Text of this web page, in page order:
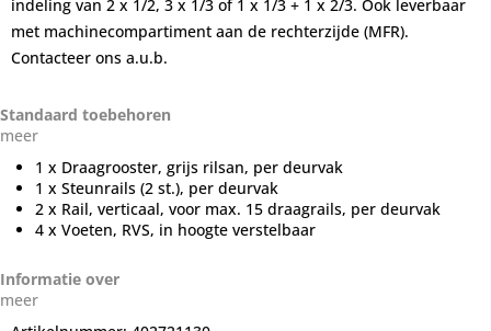
indeling van 2 x 1/2, 3 x 1/3 of 1 x 1/3 + 1 x 2/3. Ook leverbaar
met machinecompartiment aan de rechterzijde (MFR).
Contacteer ons a.u.b.
Standaard toebehoren
meer
1 x Draagrooster, grijs rilsan, per deurvak
1 x Steunrails (2 st.), per deurvak
2 x Rail, verticaal, voor max. 15 draagrails, per deurvak
4 x Voeten, RVS, in hoogte verstelbaar
Informatie over
meer